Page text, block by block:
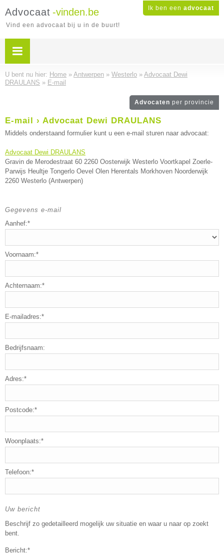
Ik ben een advocaat
Advocaat -vinden.be
Vind een advocaat bij u in de buurt!
U bent nu hier: Home » Antwerpen » Westerlo » Advocaat Dewi
DRAULANS » E-mail
Advocaten per provincie
E-mail › Advocaat Dewi DRAULANS
Middels onderstaand formulier kunt u een e-mail sturen naar advocaat:
Advocaat Dewi DRAULANS
Gravin de Merodestraat 60 2260 Oosterwijk Westerlo Voortkapel Zoerle-
Parwijs Heultje Tongerlo Oevel Olen Herentals Morkhoven Noorderwijk
2260 Westerlo (Antwerpen)
Gegevens e-mail
Aanhef:*
Voornaam:*
Achternaam:*
E-mailadres:*
Bedrijfsnaam:
Adres:*
Postcode:*
Woonplaats:*
Telefoon:*
Uw bericht
Beschrijf zo gedetailleerd mogelijk uw situatie en waar u naar op zoekt
bent.
Bericht:*